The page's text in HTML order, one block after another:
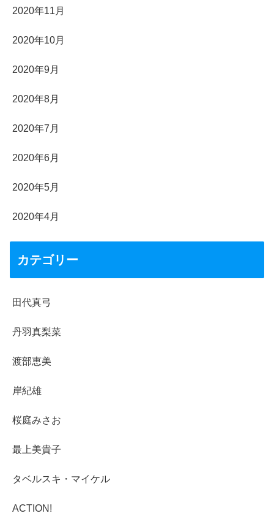
2020年11月
2020年10月
2020年9月
2020年8月
2020年7月
2020年6月
2020年5月
2020年4月
カテゴリー
田代真弓
丹羽真梨菜
渡部恵美
岸紀雄
桜庭みさお
最上美貴子
タベルスキ・マイケル
ACTION!